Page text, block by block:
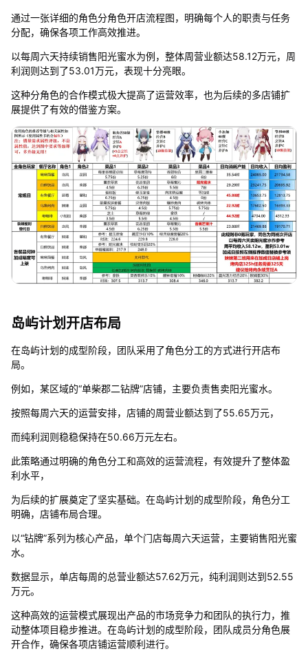
通过一张详细的角色分角色开店流程图，明确每个人的职责与任务
分配，确保各项工作高效推进。
以每周六天持续销售阳光蜜水为例，整体周营业额达58.12万元，周
利润则达到了53.01万元，表现十分亮眼。
这种分角色的合作模式极大提高了运营效率，也为后续的多店铺扩
展提供了有效的借鉴方案。
岛屿计划开店布局
在岛屿计划的成型阶段，团队采用了角色分工的方式进行开店布
局。
例如，某区域的“单柴郡二钻牌”店铺，主要负责售卖阳光蜜水。
按照每周六天的运营安排，店铺的周营业额达到了55.65万元，
而纯利润则稳稳保持在50.66万元左右。
此策略通过明确的角色分工和高效的运营流程，有效提升了整体盈
利水平，
为后续的扩展奠定了坚实基础。在岛屿计划的成型阶段，角色分工
明确，店铺布局合理。
以“钻牌”系列为核心产品，单个门店每周六天运营，主要销售阳光蜜
水。
数据显示，单店每周的总营业额达57.62万元，纯利润则达到52.55
万元。
这种高效的运营模式展现出产品的市场竞争力和团队的执行力，推
动整体项目稳步推进。在岛屿计划的成型阶段，团队成员分角色展
开合作，确保各项店铺运营顺利进行。